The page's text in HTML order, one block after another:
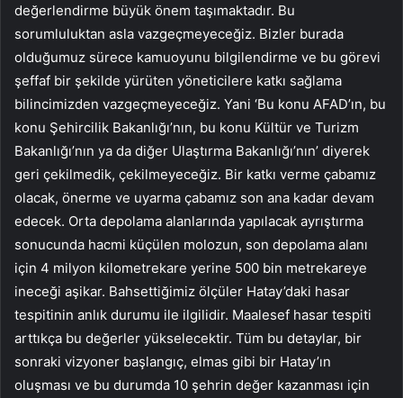
değerlendirme büyük önem taşımaktadır. Bu
sorumluluktan asla vazgeçmeyeceğiz. Bizler burada
olduğumuz sürece kamuoyunu bilgilendirme ve bu görevi
şeffaf bir şekilde yürüten yöneticilere katkı sağlama
bilincimizden vazgeçmeyeceğiz. Yani ‘Bu konu AFAD’ın, bu
konu Şehircilik Bakanlığı’nın, bu konu Kültür ve Turizm
Bakanlığı’nın ya da diğer Ulaştırma Bakanlığı’nın’ diyerek
geri çekilmedik, çekilmeyeceğiz. Bir katkı verme çabamız
olacak, önerme ve uyarma çabamız son ana kadar devam
edecek. Orta depolama alanlarında yapılacak ayrıştırma
sonucunda hacmi küçülen molozun, son depolama alanı
için 4 milyon kilometrekare yerine 500 bin metrekareye
ineceği aşikar. Bahsettiğimiz ölçüler Hatay’daki hasar
tespitinin anlık durumu ile ilgilidir. Maalesef hasar tespiti
arttıkça bu değerler yükselecektir. Tüm bu detaylar, bir
sonraki vizyoner başlangıç, elmas gibi bir Hatay’ın
oluşması ve bu durumda 10 şehrin değer kazanması için